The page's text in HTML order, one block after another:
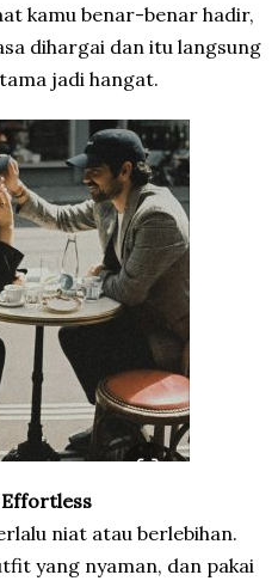
kamu benar-benar hadir,
dihargai dan itu langsung
jadi hangat.
niat atau berlebihan.
yang nyaman, dan pakai